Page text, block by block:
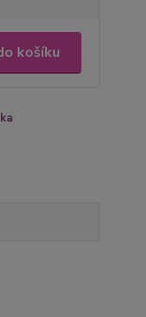
košíku